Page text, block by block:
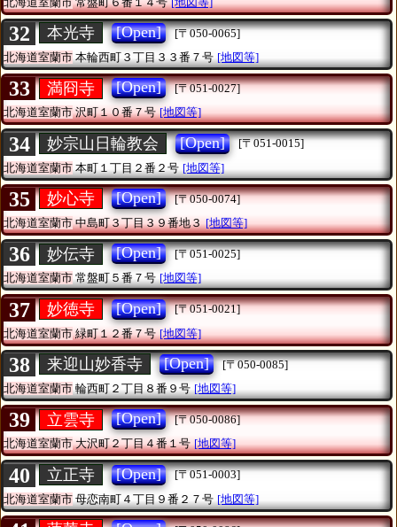
32 本光寺 [Open]
[〒050-0065]
北海道室蘭市 本輪西町３丁目３３番７号 [地図等]
33 満冏寺 [Open]
[〒051-0027]
北海道室蘭市沢町１０番７号 [地図等]
34 妙宗山日輪教会 [Open]
[〒051-0015]
北海道室蘭市 本町１丁目２番２号 [地図等]
35 妙心寺 [Open]
[〒050-0074]
北海道室蘭市中島町３丁目３９番地３ [地図等]
36 妙伝寺 [Open]
[〒051-0025]
北海道室蘭市常盤町５番７号 [地図等]
37 妙徳寺 [Open]
[〒051-0021]
北海道室蘭市緑町１２番７号 [地図等]
38 来迎山妙香寺 [Open]
[〒050-0085]
北海道室蘭市 輪西町２丁目８番９号 [地図等]
39 立雲寺 [Open]
[〒050-0086]
北海道室蘭市大沢町２丁目４番１号 [地図等]
40 立正寺 [Open]
[〒051-0003]
北海道室蘭市 母恋南町４丁目９番２７号 [地図等]